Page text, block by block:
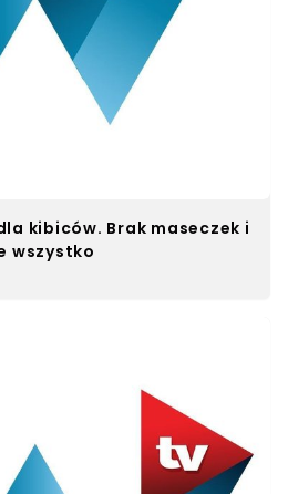
kibiców. Brak maseczek i
wszystko